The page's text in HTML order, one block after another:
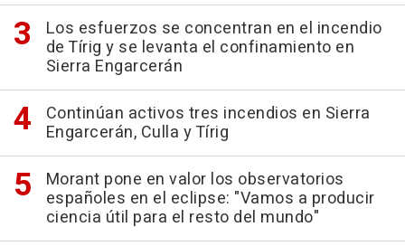
Los esfuerzos se concentran en el incendio
de Tírig y se levanta el confinamiento en
Sierra Engarcerán
Continúan activos tres incendios en Sierra
Engarcerán, Culla y Tírig
Morant pone en valor los observatorios
españoles en el eclipse: "Vamos a producir
ciencia útil para el resto del mundo"